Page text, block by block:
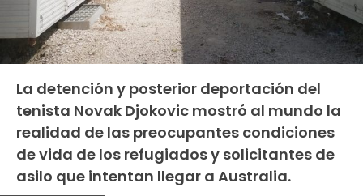
La detención y posterior deportación del
tenista Novak Djokovic mostró al mundo la
realidad de las preocupantes condiciones
de vida de los refugiados y solicitantes de
asilo que intentan llegar a Australia.